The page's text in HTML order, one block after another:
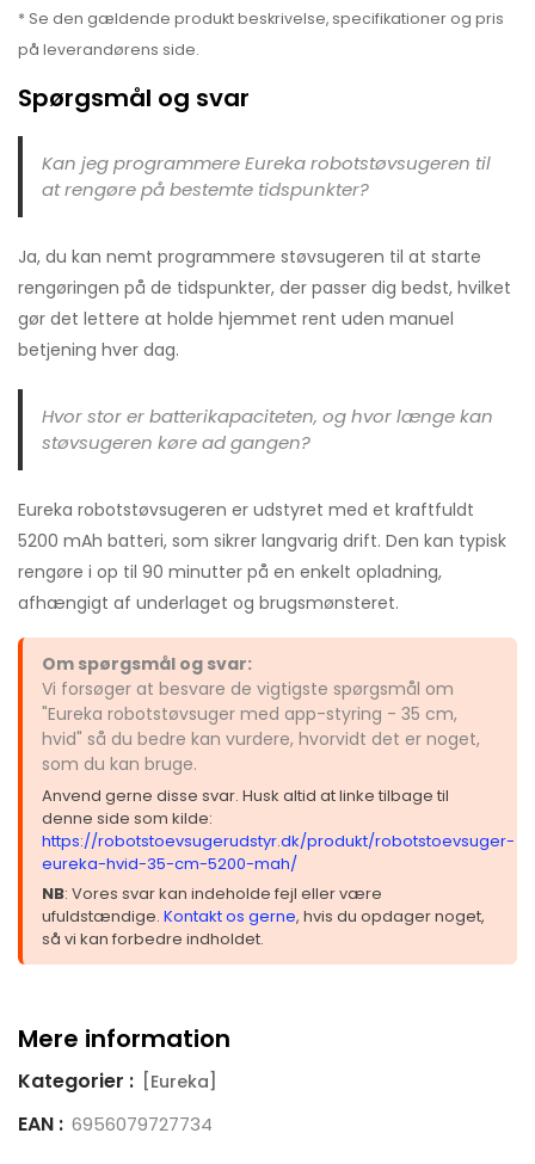
* Se den gældende produkt beskrivelse, specifikationer og pris
på leverandørens side.
Spørgsmål og svar
Kan jeg programmere Eureka robotstøvsugeren til
at rengøre på bestemte tidspunkter?
Ja, du kan nemt programmere støvsugeren til at starte
rengøringen på de tidspunkter, der passer dig bedst, hvilket
gør det lettere at holde hjemmet rent uden manuel
betjening hver dag.
Hvor stor er batterikapaciteten, og hvor længe kan
støvsugeren køre ad gangen?
Eureka robotstøvsugeren er udstyret med et kraftfuldt
5200 mAh batteri, som sikrer langvarig drift. Den kan typisk
rengøre i op til 90 minutter på en enkelt opladning,
afhængigt af underlaget og brugsmønsteret.
Om spørgsmål og svar:
Vi forsøger at besvare de vigtigste spørgsmål om
"Eureka robotstøvsuger med app-styring - 35 cm,
hvid" så du bedre kan vurdere, hvorvidt det er noget,
som du kan bruge.
Anvend gerne disse svar. Husk altid at linke tilbage til
denne side som kilde:
https://robotstoevsugerudstyr.dk/produkt/robotstoevsuger-
eureka-hvid-35-cm-5200-mah/
NB: Vores svar kan indeholde fejl eller være
ufuldstændige. Kontakt os gerne, hvis du opdager noget,
så vi kan forbedre indholdet.
Mere information
Kategorier : [Eureka]
EAN : 6956079727734